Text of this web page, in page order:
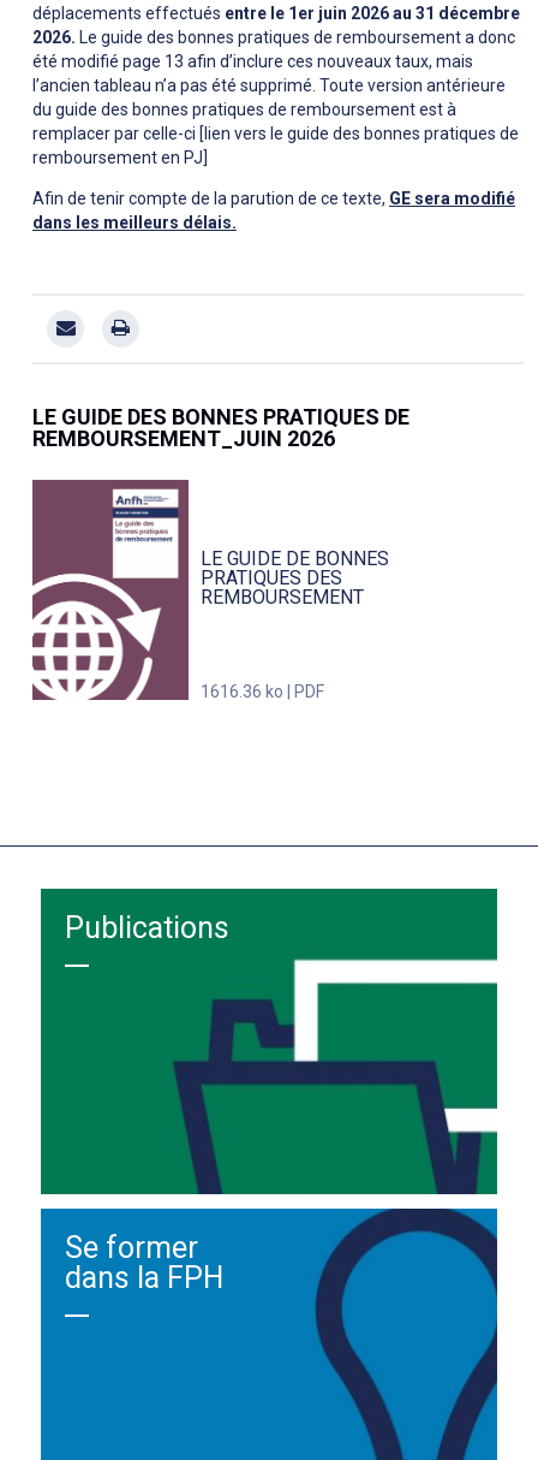
déplacements effectués entre le 1er juin 2026 au 31 décembre
2026. Le guide des bonnes pratiques de remboursement a donc
été modifié page 13 afin d’inclure ces nouveaux taux, mais
l’ancien tableau n’a pas été supprimé. Toute version antérieure
du guide des bonnes pratiques de remboursement est à
remplacer par celle-ci [lien vers le guide des bonnes pratiques de
remboursement en PJ]
Afin de tenir compte de la parution de ce texte, GE sera modifié
dans les meilleurs délais.
LE GUIDE DES BONNES PRATIQUES DE
REMBOURSEMENT_JUIN 2026
LE GUIDE DE BONNES
PRATIQUES DES
REMBOURSEMENT
1616.36 ko | PDF
Publications
Se former
dans la FPH